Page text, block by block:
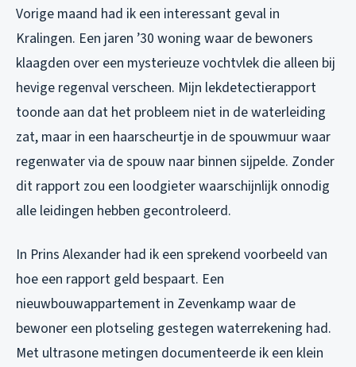
Vorige maand had ik een interessant geval in
Kralingen. Een jaren ’30 woning waar de bewoners
klaagden over een mysterieuze vochtvlek die alleen bij
hevige regenval verscheen. Mijn lekdetectierapport
toonde aan dat het probleem niet in de waterleiding
zat, maar in een haarscheurtje in de spouwmuur waar
regenwater via de spouw naar binnen sijpelde. Zonder
dit rapport zou een loodgieter waarschijnlijk onnodig
alle leidingen hebben gecontroleerd.
In Prins Alexander had ik een sprekend voorbeeld van
hoe een rapport geld bespaart. Een
nieuwbouwappartement in Zevenkamp waar de
bewoner een plotseling gestegen waterrekening had.
Met ultrasone metingen documenteerde ik een klein